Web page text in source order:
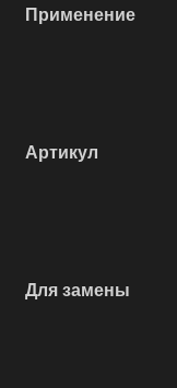
Применение
Артикул
Для замены